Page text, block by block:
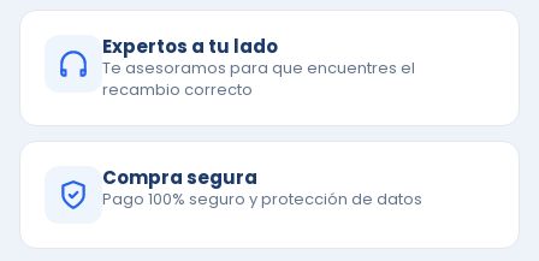
Expertos a tu lado
Te asesoramos para que encuentres el
recambio correcto
Compra segura
Pago 100% seguro y protección de datos